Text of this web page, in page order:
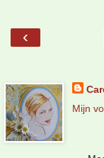
‹
Mijn